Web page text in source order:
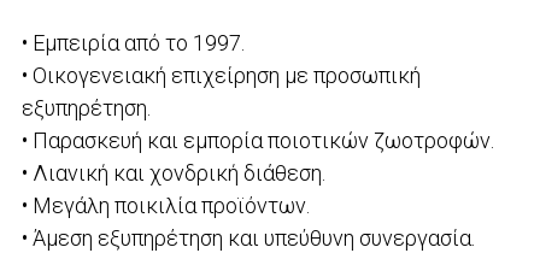
• Εμπειρία από το 1997.
• Οικογενειακή επιχείρηση με προσωπική
εξυπηρέτηση.
• Παρασκευή και εμπορία ποιοτικών ζωοτροφών.
• Λιανική και χονδρική διάθεση.
• Μεγάλη ποικιλία προϊόντων.
• Άμεση εξυπηρέτηση και υπεύθυνη συνεργασία.